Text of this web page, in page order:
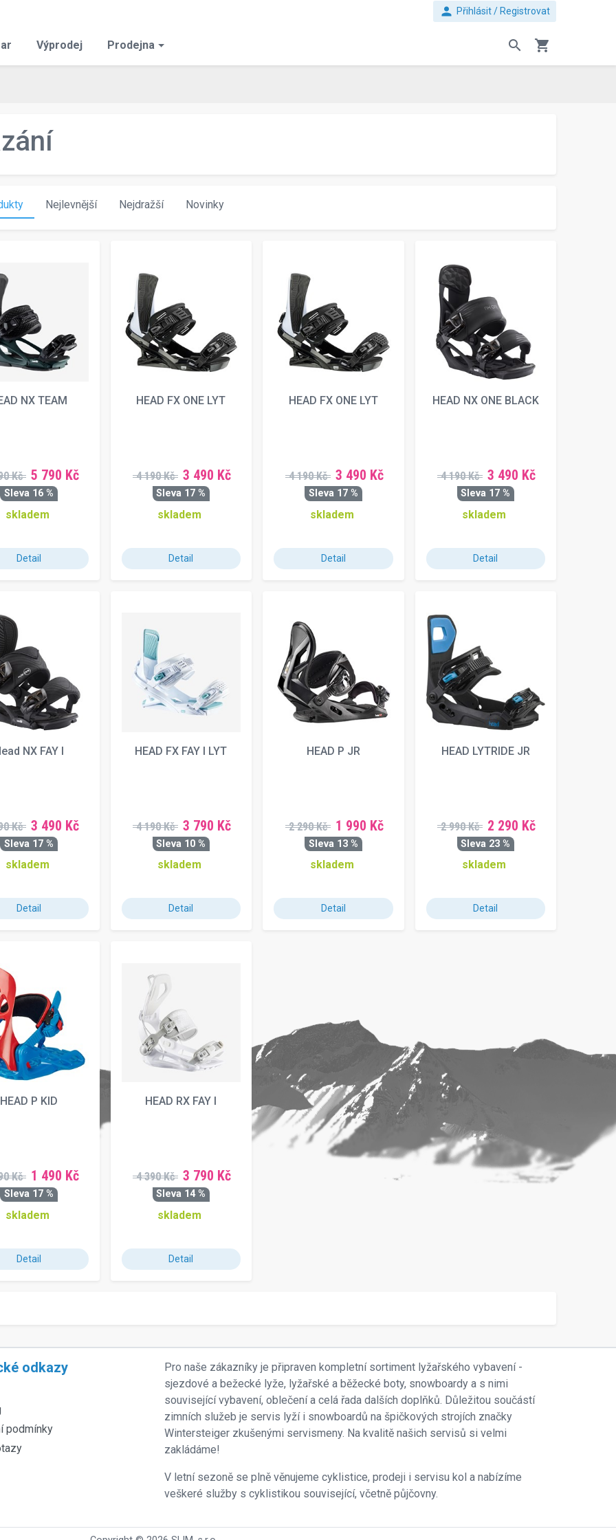
person Přihlásit / Registrovat
Výprodej Prodejna search shopping_cart
Nejlevnější Nejdražší Novinky
NX TEAM
Kč 5 790 Kč
Sleva 16 %
skladem
Detail
HEAD FX ONE LYT
4 190 Kč 3 490 Kč
Sleva 17 %
skladem
Detail
HEAD FX ONE LYT
4 190 Kč 3 490 Kč
Sleva 17 %
skladem
Detail
HEAD NX ONE BLACK
4 190 Kč 3 490 Kč
Sleva 17 %
skladem
Detail
NX FAY I
Kč 3 490 Kč
Sleva 17 %
skladem
Detail
HEAD FX FAY I LYT
4 190 Kč 3 790 Kč
Sleva 10 %
skladem
Detail
HEAD P JR
2 290 Kč 1 990 Kč
Sleva 13 %
skladem
Detail
HEAD LYTRIDE JR
2 990 Kč 2 290 Kč
Sleva 23 %
skladem
Detail
HEAD P KID
Kč 1 490 Kč
Sleva 17 %
skladem
Detail
HEAD RX FAY I
4 390 Kč 3 790 Kč
Sleva 14 %
skladem
Detail
odkazy
podmínky
Pro naše zákazníky je připraven kompletní sortiment lyžařského vybavení -
sjezdové a bežecké lyže, lyžařské a běžecké boty, snowboardy a s nimi
související vybavení, oblečení a celá řada dalších doplňků. Důležitou součástí
zimních služeb je servis lyží i snowboardů na špičkových strojích značky
Wintersteiger zkušenými servismeny. Na kvalitě našich servisů si velmi
zakládáme!
V letní sezoně se plně věnujeme cyklistice, prodeji i servisu kol a nabízíme
veškeré služby s cyklistikou související, včetně půjčovny.